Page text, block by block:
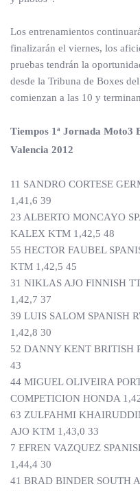
Los entrenamientos
finalizarán el viernes, los
pruebas tendrán la
desde la Tribuna de Boxes
comienzan a las 10 y
Tiempos 1ª Jornada Moto3
Valencia 2012
11 SANDRO CORTESE
1,41,6 39
23 ALBERTO MONCAYO
KALEX KTM 1,42,5 48
55 HECTOR FAUBEL
KTM 1,42,5 45
31 NIKLAS AJO FINNISH
1,42,7 37
39 LUIS SALOM SPANISH
1,42,8 30
52 DANNY KENT BRITISH
43
44 MIGUEL OLIVEIRA
COMPETICION HONDA
63 ZULFAHMI
AJO KTM 1,43,0 33
7 EFREN VAZQUEZ
1,44,4 30
41 BRAD BINDER SOUTH